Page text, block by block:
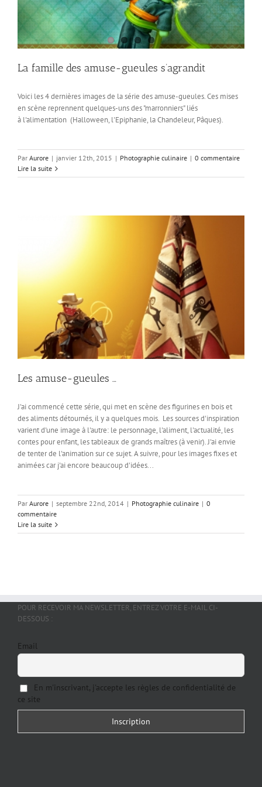
La famille des amuse-gueules s’agrandit
Voici les 4 dernières images de la série des amuse-gueules. Ces mises
en scène reprennent quelques-uns des "marronniers" liés
à l'alimentation (Halloween, l'Epiphanie, la Chandeleur, Pâques).
Par Aurore | janvier 12th, 2015 | Photographie culinaire | 0 commentaire
Lire la suite
Les amuse-gueules …
J'ai commencé cette série, qui met en scène des figurines en bois et
des aliments détournés, il y a quelques mois. Les sources d'inspiration
varient d'une image à l'autre: le personnage, l'aliment, l'actualité, les
contes pour enfant, les tableaux de grands maîtres (à venir). J'ai envie
de tenter de l'animation sur ce sujet. A suivre, pour les images fixes et
animées car j'ai encore beaucoup d'idées...
Par Aurore | septembre 22nd, 2014 | Photographie culinaire | 0
commentaire
Lire la suite
POUR RECEVOIR MA NEWSLETTER, ENTREZ VOTRE E-MAIL CI-
DESSOUS :
Email
En m'inscrivant, j'accepte les règles de confidentialité de
ce site